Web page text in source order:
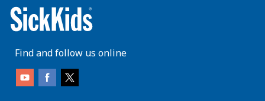
Find and follow us online